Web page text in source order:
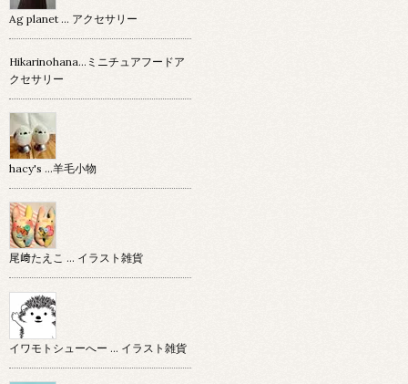
Ag planet … アクセサリー
Hikarinohana…ミニチュアフードア
クセサリー
hacy's …羊毛小物
尾﨑たえこ … イラスト雑貨
イワモトシューへー … イラスト雑貨